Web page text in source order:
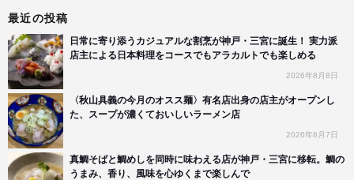
最近の投稿
日常に寄り添うカジュアルな割烹が神戸・三宮に誕生！ 実力派
店主による日本料理をコースでもアラカルトでも楽しめる
2026年8月8日
〈秋山具義の今月のオスス麺〉有名店出身の店主がオープンし
た、スープが濃くておいしいラーメン店
2026年8月7日
真鯛そばと鯛めしを同時に味わえる店が神戸・三宮に移転。鯛の
うまみ、香り、風味を心ゆくまで楽しんで